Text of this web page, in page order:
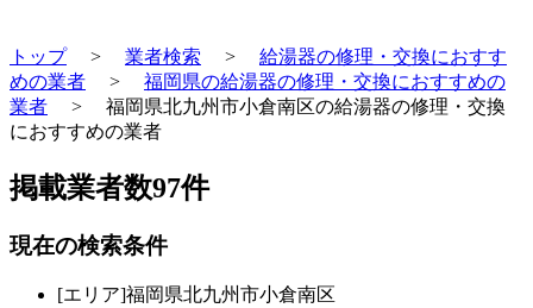
トップ> 業者検索 > 給湯器の修理・交換におすす
めの業者 > 福岡県の給湯器の修理・交換におすすめの
業者 > 福岡県北九州市小倉南区の給湯器の修理・交換
におすすめの業者
掲載業者数97件
現在の検索条件
[エリア]福岡県北九州市小倉南区